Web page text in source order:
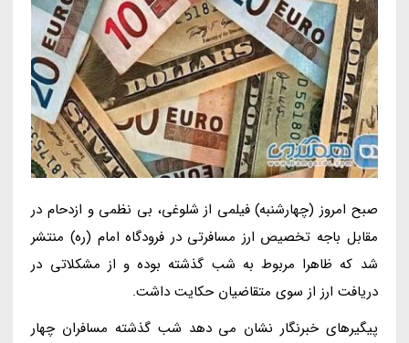
صبح امروز (چهارشنبه) فیلمی از شلوغی، بی نظمی و ازدحام در
مقابل باجه تخصیص ارز مسافرتی در فرودگاه امام (ره) منتشر
شد که ظاهرا مربوط به شب گذشته بوده و از مشکلاتی در
دریافت ارز از سوی متقاضیان حکایت داشت.
پیگیرهای خبرنگار نشان می دهد شب گذشته مسافران چهار